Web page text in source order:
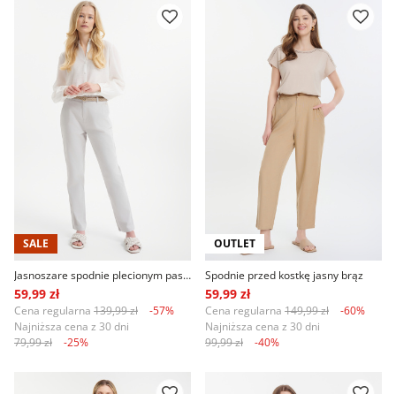
SALE
Jasnoszare spodnie plecionym paskiem
59,99 zł
Cena regularna 139,99 zł
-57%
Najniższa cena z 30 dni
79,99 zł
-25%
OUTLET
Spodnie przed kostkę jasny brąz
59,99 zł
Cena regularna 149,99 zł
-60%
Najniższa cena z 30 dni
99,99 zł
-40%